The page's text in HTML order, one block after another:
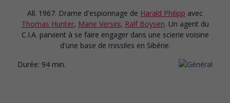
All. 1967. Drame d'espionnage de Harald Philipp avec
Thomas Hunter, Marie Versini, Ralf Boysen. Un agent du
C.I.A. parvient à se faire engager dans une scierie voisine
d'une base de missiles en Sibérie.
Durée: 94 min.